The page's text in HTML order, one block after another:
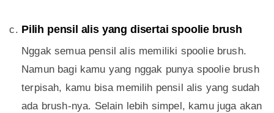
Pilih pensil alis yang disertai spoolie brush
Nggak semua pensil alis memiliki spoolie brush.
Namun bagi kamu yang nggak punya spoolie brush
terpisah, kamu bisa memilih pensil alis yang sudah
ada brush-nya. Selain lebih simpel, kamu juga akan